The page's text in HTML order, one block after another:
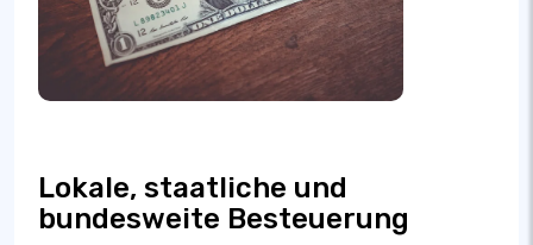
Lokale, staatliche und
bundesweite Besteuerung